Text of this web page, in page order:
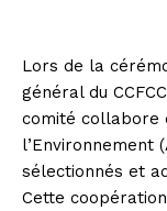
Lors de la
général du
comité collabore
l’Environnement
sélectionnés et
Cette